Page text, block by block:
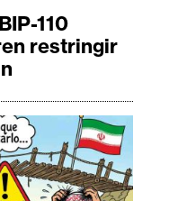
110
restringir